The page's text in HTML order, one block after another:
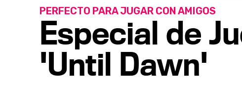
Especial de
'Until Dawn'
PERFECTO PARA JUGAR CON AMIGOS